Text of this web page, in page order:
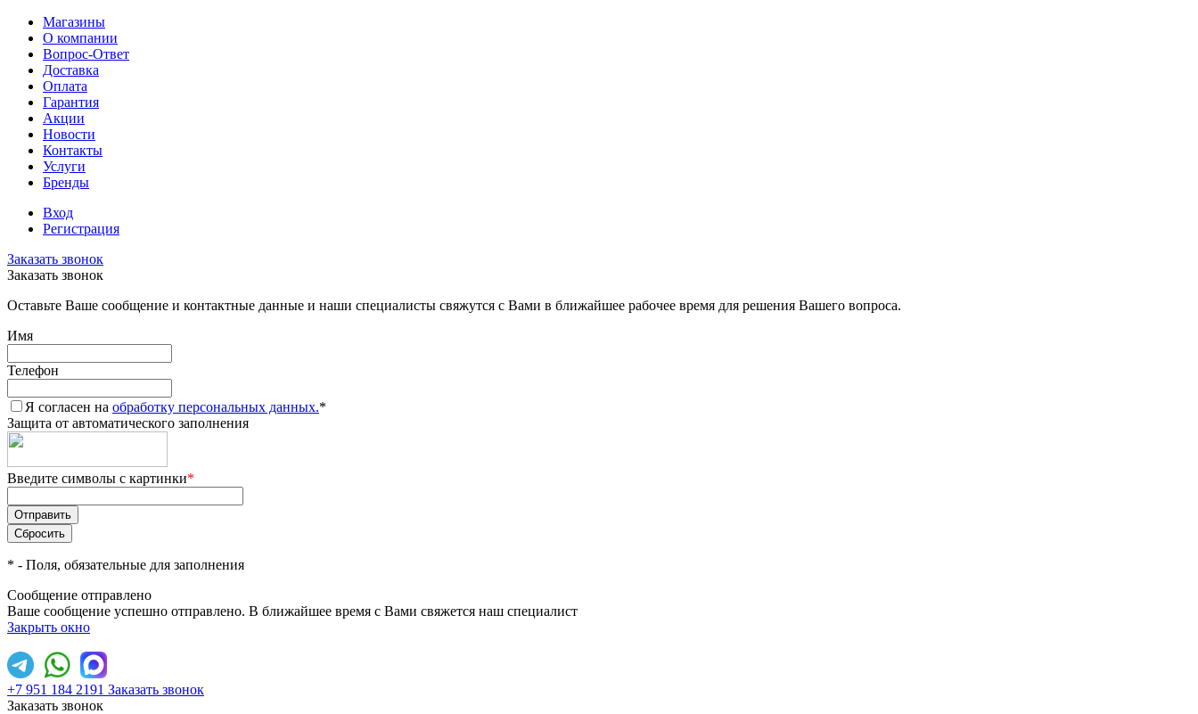
Магазины
О компании
Вопрос-Ответ
Доставка
Оплата
Гарантия
Акции
Новости
Контакты
Услуги
Бренды
Вход
Регистрация
Заказать звонок
Заказать звонок
Оставьте Ваше сообщение и контактные данные и наши специалисты свяжутся с Вами в ближайшее рабочее время для решения Вашего вопроса.
Имя
Телефон
Я согласен на обработку персональных данных.*
Защита от автоматического заполнения
Введите символы с картинки*
* - Поля, обязательные для заполнения
Сообщение отправлено
Ваше сообщение успешно отправлено. В ближайшее время с Вами свяжется наш специалист
Закрыть окно
+7 951 184 2191 Заказать звонок
Заказать звонок